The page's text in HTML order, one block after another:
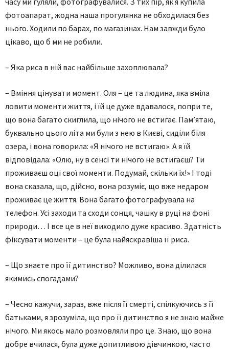
фотоапарат, жодна наша прогулянка не обходилася без
нього. Ходили по барах, по магазинах. Нам завжди було
цікаво, що б ми не робили.
– Яка риса в ній вас найбільше захоплювала?
– Вміння цінувати момент. Оля – це та людина, яка вміла
ловити моменти життя, і їй це дуже вдавалося, попри те,
що вона багато скиглила, що нічого не встигає. Пам’ятаю,
буквально цього літа ми були з нею в Києві, сиділи біля
озера, і вона говорила: «Я нічого не встигаю». А я їй
відповідала: «Олю, ну в сенсі ти нічого не встигаєш? Ти
проживаєш оці свої моменти. Подумай, скільки їх!» І тоді
вона сказала, що, дійсно, вона розуміє, що вже недаром
проживає це життя. Вона багато фотографувала на
телефон. Усі заходи та сходи сонця, чашку в руці на фоні
природи… І все це в неї виходило дуже красиво. Здатність
фіксувати моменти – це була найяскравіша її риса.
– Що знаєте про її дитинство? Можливо, вона ділилася
якимись спогадами?
– Чесно кажучи, зараз, вже після її смерті, спілкуючись з її
батьками, я зрозуміла, що про її дитинство я не знаю майже
нічого. Ми якось мало розмовляли про це. Знаю, що вона
добре вчилася, була дуже допитливою дівчинкою, часто